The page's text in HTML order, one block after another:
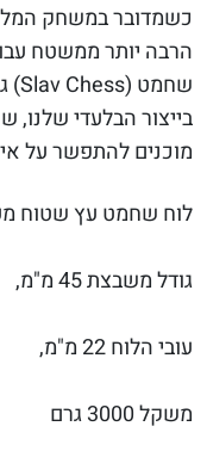
כשמדובר במשחק
הרבה יותר ממשטח
שחמט (Slav Chess) גאים להציג את ה
בייצור הבלעדי שלנו,
מוכנים להתפשר על
לוח שחמט עץ שטוח מעץ
גודל משבצת 45 מ"מ,
עובי הלוח 22 מ"מ,
משקל 3000 גרם